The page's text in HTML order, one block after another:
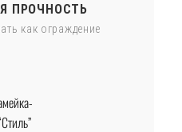
ПРОЧНОСТЬ
как ограждение